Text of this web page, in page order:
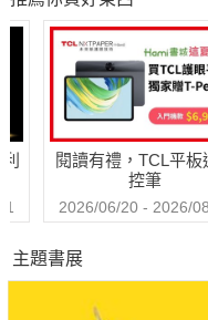
▍運用飛輪效應，自律金
動機系統幫助建立認知打
行動、成就系統以正向回
足人生的均衡點、成長系
自律行動沒有標準答案，
我們不再糾結於自律，甚
閱讀有禮，TCL平板
控筆
2026/06/20 - 2026/
主題書展